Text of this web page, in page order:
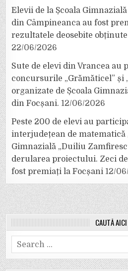
Elevii de la Școala
din Câmpineanca au fost
rezultatele deosebite
22/06/2026
Sute de elevi din Vrancea au
concursurile „Grămăticel” și
organizate de Școala
din Focșani. 12/06/2026
Peste 200 de elevi au
interjudețean de matematică
Gimnazială „Duiliu
derularea proiectului. Zeci
fost premiați la Focșani 12/
CAUTĂ AICI
Search
for: